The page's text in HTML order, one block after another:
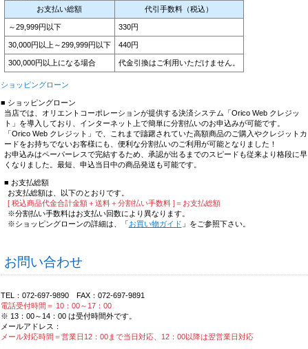
お支払い総額
代引手数料（税込）
～29,999円以下 330円
30,000円以上～299,999円以下 440円
300,000円以上になる場合 代金引換はご利用いただけません。
ショッピングローン
■ ショッピングローン
当店では、オリエントコーポレーションが提供する決済システム「Orico Web クレジッ
ト」を導入しており、インターネット上で簡単に分割払いのお申込みが可能です。
「Orico Web クレジット」で、これまで躊躇されていた高額商品のご購入やクレジットカ
ードをお持ちでないお客様にも、便利な分割払いのご利用が可能となりました！
お申込みはペーパーレスで完結するため、承認が出るまでのスピードも従来より格段に早
くなりました。最短、申込当日中の商品発送も可能です。
■ お支払総額
お支払総額は、以下のとおりです。
[ 税込商品代金合計金額＋送料＋分割払い手数料 ]＝お支払総額
※分割払い手数料はお支払い回数により異なります。
※ショッピングローンの詳細は、「お買い物ガイド 」をご参照下さい。
お問い合わせ
TEL：072-697-9890 FAX：072-697-9891
電話受付時間＝ 10：00～17：00
※ 13：00～14：00 は受付時間外です。
メールアドレス：
メール対応時間＝営業日12：00まで当日対応、12：00以降は翌営業日対応